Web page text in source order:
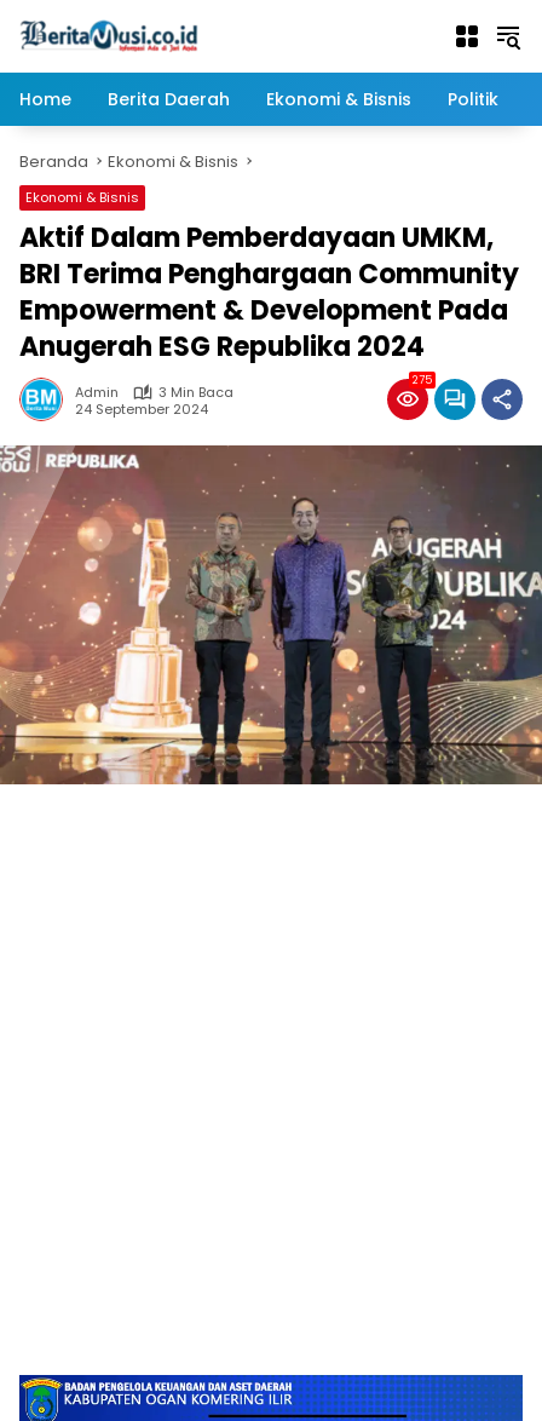
Home
Berita Daerah Ekonomi & Bisnis Politik
Beranda Ekonomi & Bisnis
Ekonomi & Bisnis
Aktif Dalam Pemberdayaan UMKM,
BRI Terima Penghargaan Community
Empowerment & Development Pada
Anugerah ESG Republika 2024
Admin
3 Min Baca
24 September 2024
275